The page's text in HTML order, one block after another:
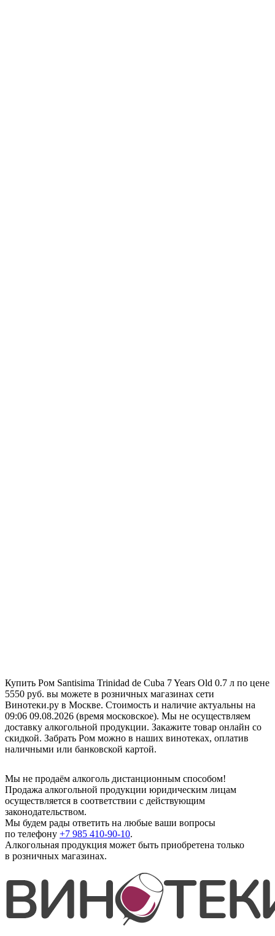
Купить Ром Santisima Trinidad de Cuba 7 Years Old 0.7 л по цене
5550 руб. вы можете в розничных магазинах сети
Винотеки.ру в Москве. Стоимость и наличие актуальны на
09:06 09.08.2026 (время московское). Мы не осуществляем
доставку алкогольной продукции. Закажите товар онлайн со
скидкой. Забрать Ром можно в наших винотеках, оплатив
наличными или банковской картой.
Мы не продаём алкоголь дистанционным способом!
Продажа алкогольной продукции юридическим лицам
осуществляется в соответствии с действующим
законодательством.
Мы будем рады ответить на любые ваши вопросы
по телефону +7 985 410-90-10.
Алкогольная продукция может быть приобретена только
в розничных магазинах.